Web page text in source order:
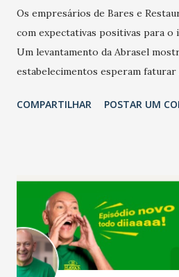
Os empresários de Bares e
com expectativas positivas para o
Um levantamento da Abrasel
estabelecimentos esperam
relação ao último trimestre deste
confraternizações de fim de ano
Salário para um número maior de
país tem a menor taxa de
Ainda segundo a Pesquisa, em
bares e restaurantes operaram
COMPARTILHAR POSTAR UM